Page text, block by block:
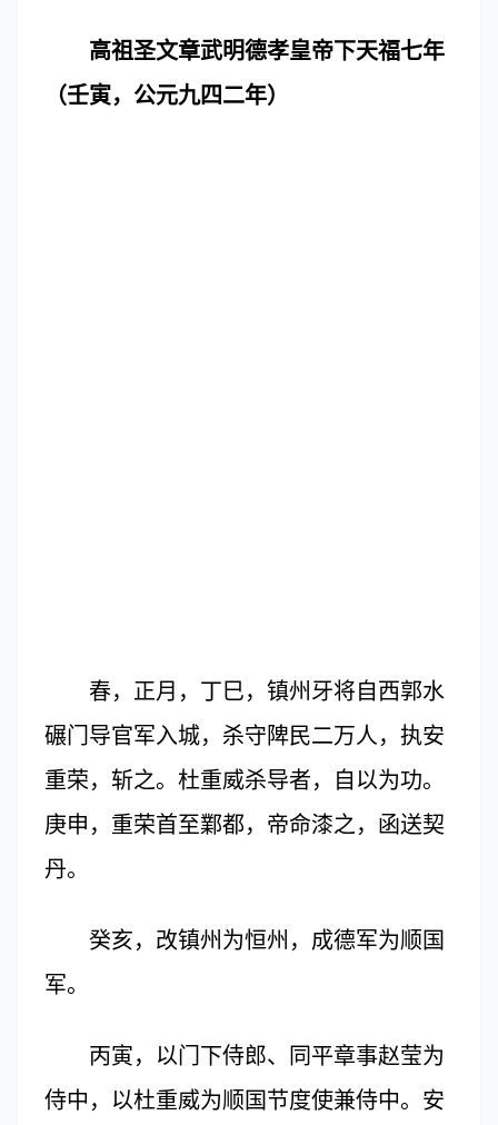
高祖圣文章武明德孝皇帝下天福七年
（壬寅，公元九四二年）
春，正月，丁巳，镇州牙将自西郭水
碾门导官军入城，杀守陴民二万人，执安
重荣，斩之。杜重威杀导者，自以为功。
庚申，重荣首至鄴都，帝命漆之，函送契
丹。
癸亥，改镇州为恒州，成德军为顺国
军。
丙寅，以门下侍郎、同平章事赵莹为
侍中，以杜重威为顺国节度使兼侍中。安